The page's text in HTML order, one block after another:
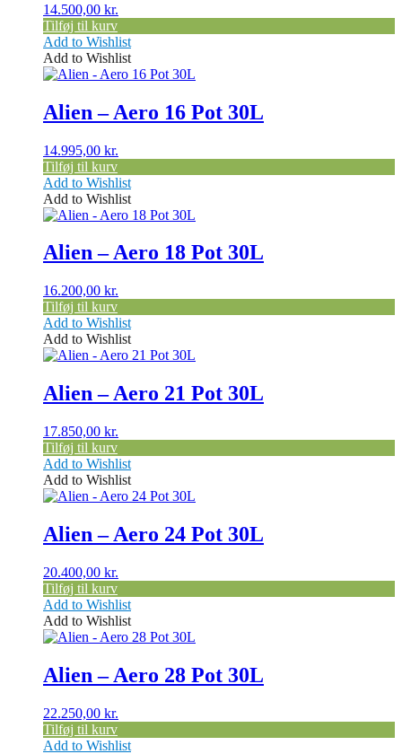
14.500,00 kr.
Tilføj til kurv
Add to Wishlist
Add to Wishlist
Alien – Aero 16 Pot 30L
14.995,00 kr.
Tilføj til kurv
Add to Wishlist
Add to Wishlist
Alien – Aero 18 Pot 30L
16.200,00 kr.
Tilføj til kurv
Add to Wishlist
Add to Wishlist
Alien – Aero 21 Pot 30L
17.850,00 kr.
Tilføj til kurv
Add to Wishlist
Add to Wishlist
Alien – Aero 24 Pot 30L
20.400,00 kr.
Tilføj til kurv
Add to Wishlist
Add to Wishlist
Alien – Aero 28 Pot 30L
22.250,00 kr.
Tilføj til kurv
Add to Wishlist